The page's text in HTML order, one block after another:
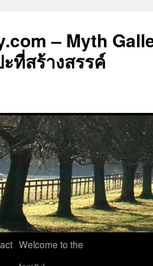
– Myth
ที่สร้างสรรค์
Welcome to the